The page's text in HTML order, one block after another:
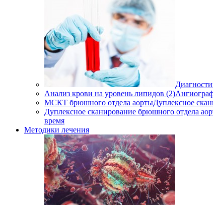
Анализ крови на уровень липидов (2)
МСКТ брюшного отдела аортыДуплексное
Дуплексное сканирование брюшного отдела
время
Методики лечения